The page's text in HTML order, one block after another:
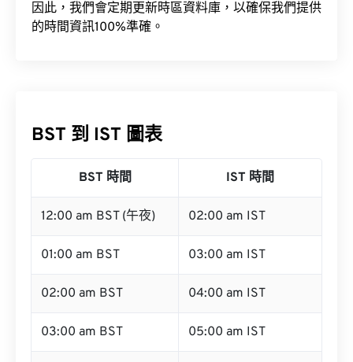
因此，我們會定期更新時區資料庫，以確保我們提供
的時間資訊100%準確。
BST 到 IST 圖表
BST 時間 IST 時間
12:00 am BST (午夜) 02:00 am IST
01:00 am BST 03:00 am IST
02:00 am BST 04:00 am IST
03:00 am BST 05:00 am IST